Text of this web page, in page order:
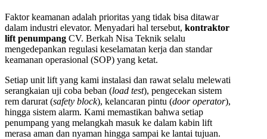
Faktor keamanan adalah prioritas yang tidak bisa ditawar
dalam industri elevator. Menyadari hal tersebut, kontraktor
lift penumpang CV. Berkah Nisa Teknik selalu
mengedepankan regulasi keselamatan kerja dan standar
keamanan operasional (SOP) yang ketat.
Setiap unit lift yang kami instalasi dan rawat selalu melewati
serangkaian uji coba beban (load test), pengecekan sistem
rem darurat (safety block), kelancaran pintu (door operator),
hingga sistem alarm. Kami memastikan bahwa setiap
penumpang yang melangkah masuk ke dalam kabin lift
merasa aman dan nyaman hingga sampai ke lantai tujuan.